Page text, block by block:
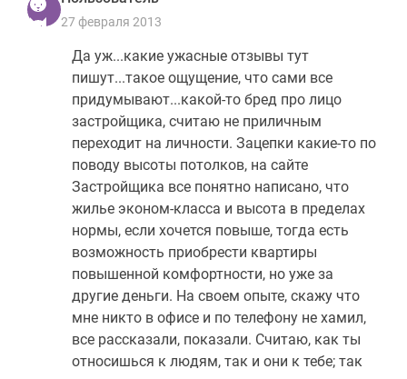
27 февраля 2013
Да уж...какие ужасные отзывы тут
пишут...такое ощущение, что сами все
придумывают...какой-то бред про лицо
застройщика, считаю не приличным
переходит на личности. Зацепки какие-то по
поводу высоты потолков, на сайте
Застройщика все понятно написано, что
жилье эконом-класса и высота в пределах
нормы, если хочется повыше, тогда есть
возможность приобрести квартиры
повышенной комфортности, но уже за
другие деньги. На своем опыте, скажу что
мне никто в офисе и по телефону не хамил,
все рассказали, показали. Считаю, как ты
относишься к людям, так и они к тебе; так